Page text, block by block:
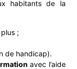
habitants de la
;
de handicap).
avec l’aide